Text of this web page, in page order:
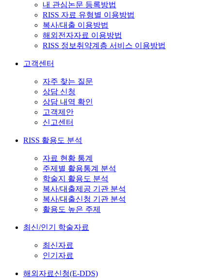
내 관심논문 등록방법
RISS 자료 유형별 이용방법
복사/대출 이용방법
해외전자자료 이용방법
RISS 정보취약계층 서비스 이용방법
고객센터
자주 찾는 질문
상담 신청
상담 내역 확인
고객제안
신고센터
RISS 활용도 분석
자료 현황 통계
주제별 활용통계 분석
학술지 활용도 분석
복사/대출제공 기관 분석
복사/대출신청 기관 분석
활용도 높은 주제
최신/인기 학술자료
최신자료
인기자료
해외자료신청(E-DDS)